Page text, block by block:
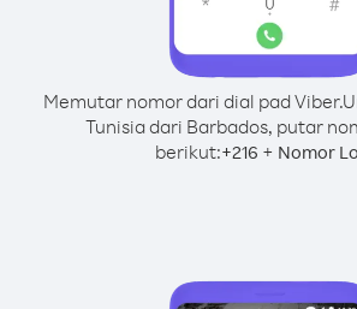
Memutar nomor dari dial pad Viber.
Tunisia dari Barbados, putar
berikut:+216 + Nomor